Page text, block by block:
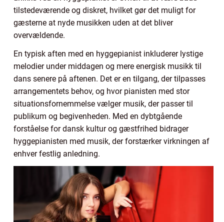
tilstedeværende og diskret, hvilket gør det muligt for
gæsterne at nyde musikken uden at det bliver
overvældende.
En typisk aften med en hyggepianist inkluderer lystige
melodier under middagen og mere energisk musikk til
dans senere på aftenen. Det er en tilgang, der tilpasses
arrangementets behov, og hvor pianisten med stor
situationsfornemmelse vælger musik, der passer til
publikum og begivenheden. Med en dybtgående
forståelse for dansk kultur og gæstfrihed bidrager
hyggepianisten med musik, der forstærker virkningen af
enhver festlig anledning.